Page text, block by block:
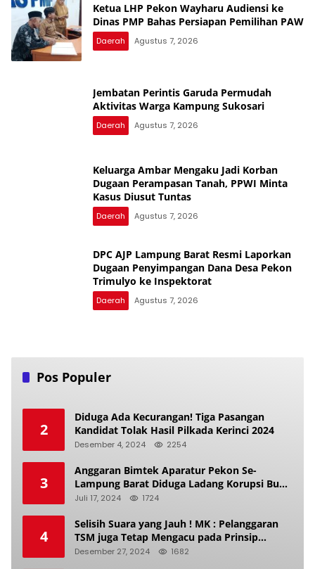
Ketua LHP Pekon Wayharu Audiensi ke
Dinas PMP Bahas Persiapan Pemilihan PAW
Daerah Agustus 7, 2026
Jembatan Perintis Garuda Permudah
Aktivitas Warga Kampung Sukosari
Daerah Agustus 7, 2026
Keluarga Ambar Mengaku Jadi Korban
Dugaan Perampasan Tanah, PPWI Minta
Kasus Diusut Tuntas
Daerah Agustus 7, 2026
DPC AJP Lampung Barat Resmi Laporkan
Dugaan Penyimpangan Dana Desa Pekon
Trimulyo ke Inspektorat
Daerah Agustus 7, 2026
Pos Populer
2
Diduga Ada Kecurangan! Tiga Pasangan
Kandidat Tolak Hasil Pilkada Kerinci 2024
Desember 4, 2024 2254
3
Anggaran Bimtek Aparatur Pekon Se-
Lampung Barat Diduga Ladang Korupsi Buat
Makan Anak Istri
Juli 17, 2024 1724
4
Selisih Suara yang Jauh ! MK : Pelanggaran
TSM juga Tetap Mengacu pada Prinsip
Keadilan Pemilu
Desember 27, 2024 1682